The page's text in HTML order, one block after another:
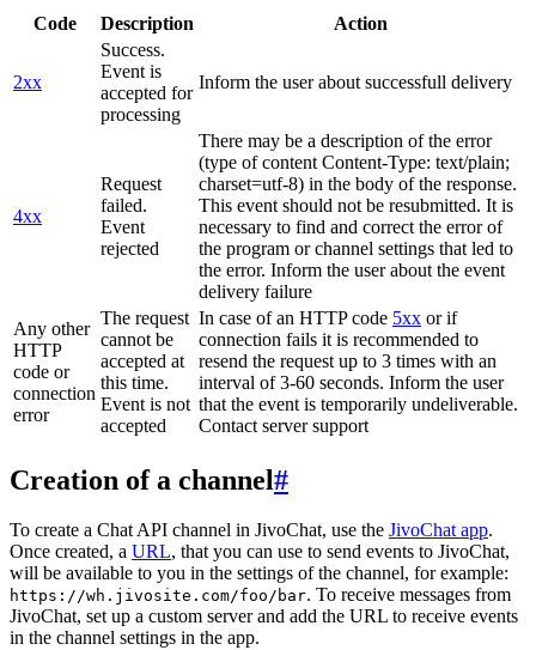
Code Description Action
2xx
Success.
Event is
accepted for
processing
Inform the user about successfull delivery
4xx
Request
failed.
Event
rejected
There may be a description of the error
(type of content Content-Type: text/plain;
charset=utf-8) in the body of the response.
This event should not be resubmitted. It is
necessary to find and correct the error of
the program or channel settings that led to
the error. Inform the user about the event
delivery failure
Any other
HTTP
code or
connection
error
The request
cannot be
accepted at
this time.
Event is not
accepted
In case of an HTTP code 5xx or if
connection fails it is recommended to
resend the request up to 3 times with an
interval of 3-60 seconds. Inform the user
that the event is temporarily undeliverable.
Contact server support
Creation of a channel#
To create a Chat API channel in JivoChat, use the JivoChat app.
Once created, a URL, that you can use to send events to JivoChat,
will be available to you in the settings of the channel, for example:
https://wh.jivosite.com/foo/bar. To receive messages from
JivoChat, set up a custom server and add the URL to receive events
in the channel settings in the app.